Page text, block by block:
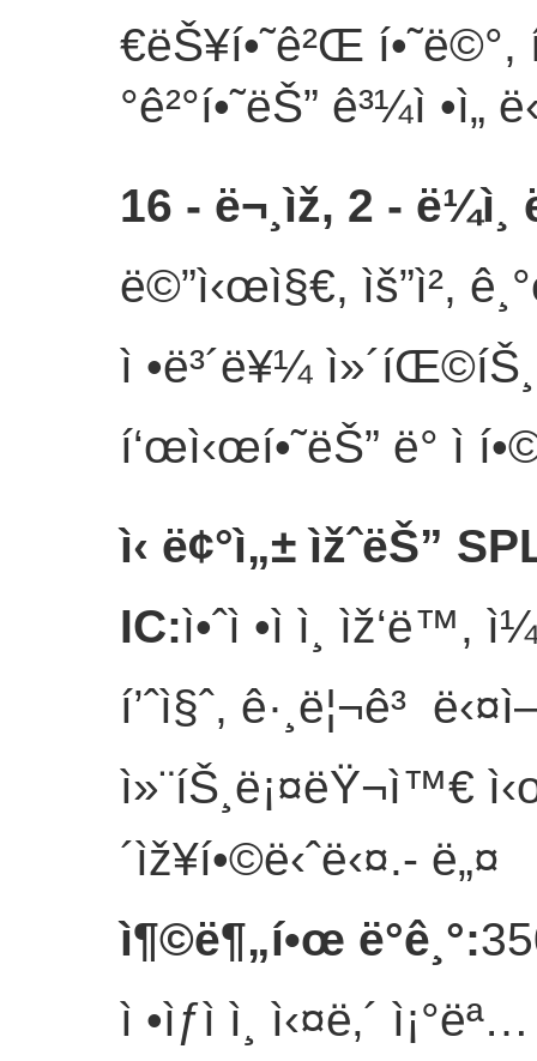
€ëŠ¥í•˜ê²Œ
°ê²°í•˜ëŠ” ê³¼ì •ì„
16 - ë¬¸ìž, 2 -
ë©”ì‹œì§€, ìš”ì²­,
ì •ë³´ë¥¼
í‘œì‹œí•˜ëŠ” ë° ì
ì‹ ë¢°ì„± ìžˆëŠ”
IC:ì•ˆì •ì ì¸ ìž‘ë™,
í’ˆì§ˆ, ê·¸ë¦¬ê³
ì»¨íŠ¸ë¡¤ëŸ¬ì™€
´ìž¥í•©ë‹ˆë‹¤.- ë„¤
ì¶©ë¶„í•œ ë°ê¸°:
ì •ìƒì ì¸ ì‹¤ë‚´